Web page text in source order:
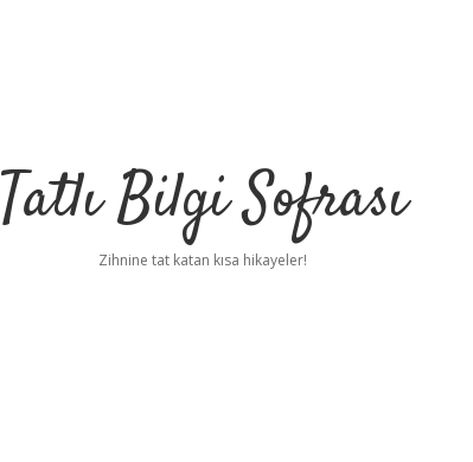
Tatlı Bilgi Sofrası
Zihnine tat katan kısa hikayeler!